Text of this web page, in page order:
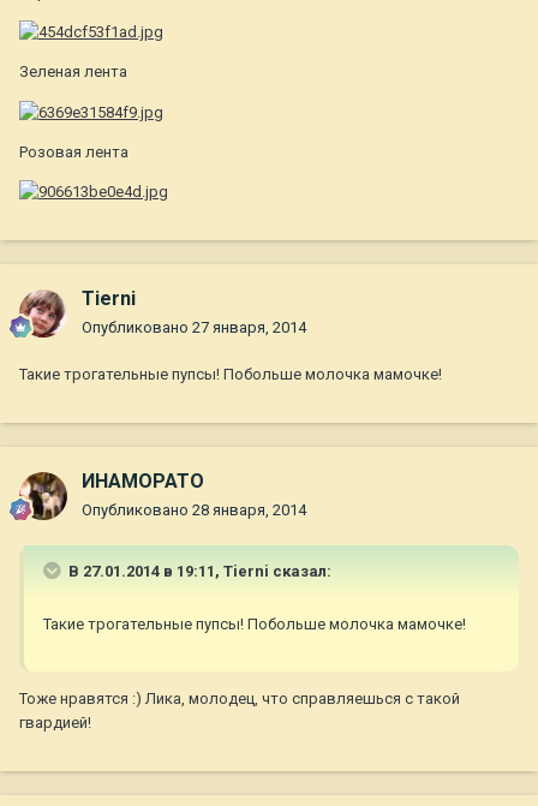
Зеленая лента
Розовая лента
Tierni
Опубликовано 27 января, 2014
Такие трогательные пупсы! Побольше молочка мамочке!
ИНАМОРАТО
Опубликовано 28 января, 2014
В 27.01.2014 в 19:11, Tierni сказал:
Такие трогательные пупсы! Побольше молочка мамочке!
Тоже нравятся :) Лика, молодец, что справляешься с такой
гвардией!